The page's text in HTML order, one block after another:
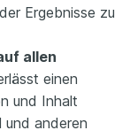
Ergebnisse zu
allen
einen
und Inhalt
anderen